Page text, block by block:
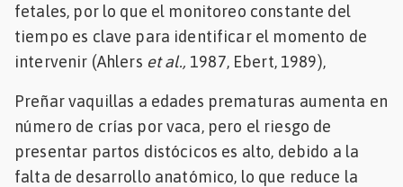
fetales, por lo que el monitoreo constante del
tiempo es clave para identificar el momento de
intervenir (Ahlers et al., 1987, Ebert, 1989),
Preñar vaquillas a edades prematuras aumenta en
número de crías por vaca, pero el riesgo de
presentar partos distócicos es alto, debido a la
falta de desarrollo anatómico, lo que reduce la